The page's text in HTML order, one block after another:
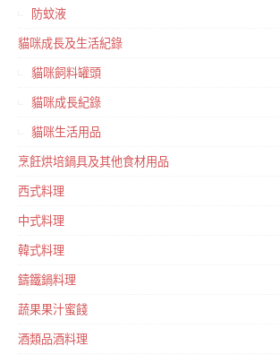
防蚊液
貓咪成長及生活紀錄
貓咪飼料罐頭
貓咪成長紀錄
貓咪生活用品
烹飪烘培鍋具及其他食材用品
西式料理
中式料理
韓式料理
鑄鐵鍋料理
蔬果果汁蜜餞
酒類品酒料理